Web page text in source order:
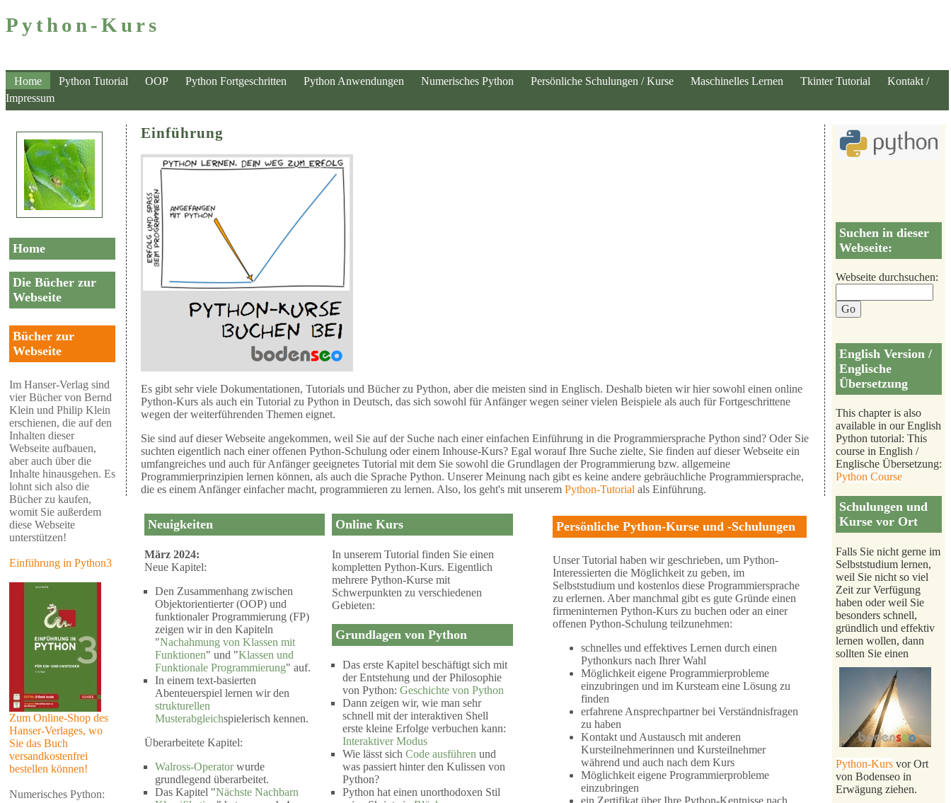
Python-Kurs
Home Python Tutorial OOP Python Fortgeschritten Python Anwendungen Numerisches Python Persönliche Schulungen / Kurse Maschinelles Lernen Tkinter Tutorial
Kontakt /
Impressum
Home
Die Bücher zur
Webseite
Bücher zur
Webseite
Im Hanser-Verlag sind
vier Bücher von Bernd
Klein und Philip Klein
erschienen, die auf den
Inhalten dieser
Webseite aufbauen,
aber auch über die
Inhalte hinausgehen. Es
lohnt sich also die
Bücher zu kaufen,
womit Sie außerdem
diese Webseite
unterstützen!
Einführung in Python3
Zum Online-Shop des
Hanser-Verlages, wo
Sie das Buch
versandkostenfrei
bestellen können!
Numerisches Python:
Suchen in dieser
Webseite:
Webseite durchsuchen:
English Version /
Englische
Übersetzung
This chapter is also
available in our English
Python tutorial: This
course in English /
Englische Übersetzung:
Python Course
Schulungen und
Kurse vor Ort
Falls Sie nicht gerne im
Selbststudium lernen,
weil Sie nicht so viel
Zeit zur Verfügung
haben oder weil Sie
besonders schnell,
gründlich und effektiv
lernen wollen, dann
sollten Sie einen
Python-Kurs vor Ort
von Bodenseo in
Erwägung ziehen.
Einführung
Es gibt sehr viele Dokumentationen, Tutorials und Bücher zu Python, aber die meisten sind in Englisch. Deshalb bieten wir hier sowohl einen online
Python-Kurs als auch ein Tutorial zu Python in Deutsch, das sich sowohl für Anfänger wegen seiner vielen Beispiele als auch für Fortgeschrittene
wegen der weiterführenden Themen eignet.
Sie sind auf dieser Webseite angekommen, weil Sie auf der Suche nach einer einfachen Einführung in die Programmiersprache Python sind? Oder Sie
suchten eigentlich nach einer offenen Python-Schulung oder einem Inhouse-Kurs? Egal worauf Ihre Suche zielte, Sie finden auf dieser Webseite ein
umfangreiches und auch für Anfänger geeignetes Tutorial mit dem Sie sowohl die Grundlagen der Programmierung bzw. allgemeine
Programmierprinzipien lernen können, als auch die Sprache Python. Unserer Meinung nach gibt es keine andere gebräuchliche Programmiersprache,
die es einem Anfänger einfacher macht, programmieren zu lernen. Also, los geht's mit unserem Python-Tutorial als Einführung.
Neuigkeiten
März 2024:
Neue Kapitel:
Den Zusammenhang zwischen
Objektorientierter (OOP) und
funktionaler Programmierung (FP)
zeigen wir in den Kapiteln
"Nachahmung von Klassen mit
Funktionen" und "Klassen und
Funktionale Programmierung" auf.
In einem text-basierten
Abenteuerspiel lernen wir den
strukturellen
Musterabgleichspielerisch kennen.
Überarbeitete Kapitel:
Walross-Operatorwurde
grundlegend überarbeitet.
Das Kapitel "Nächste Nachbarn
Online Kurs
In unserem Tutorial finden Sie einen
kompletten Python-Kurs. Eigentlich
mehrere Python-Kurse mit
Schwerpunkten zu verschiedenen
Gebieten:
Grundlagen von Python
Das erste Kapitel beschäftigt sich mit
der Entstehung und der Philosophie
von Python:Geschichte von Python
Dann zeigen wir, wie man sehr
schnell mit der interaktiven Shell
erste kleine Erfolge verbuchen kann:
Interaktiver Modus
Wie lässt sichCode ausführen und
was passiert hinter den Kulissen von
Python?
Python hat einen unorthodoxen Stil
Persönliche Python-Kurse und -Schulungen
Unser Tutorial haben wir geschrieben, um Python-
Interessierten die Möglichkeit zu geben, im
Selbststudium und kostenlos diese Programmiersprache
zu erlernen. Aber manchmal gibt es gute Gründe einen
firmeninternen Python-Kurs zu buchen oder an einer
offenen Python-Schulung teilzunehmen:
schnelles und effektives Lernen durch einen
Pythonkurs nach Ihrer Wahl
Möglichkeit eigene Programmierprobleme
einzubringen und im Kursteam eine Lösung zu
finden
erfahrene Ansprechpartner bei Verständnisfragen
zu haben
Kontakt und Austausch mit anderen
Kursteilnehmerinnen und Kursteilnehmer
während und auch nach dem Kurs
Möglichkeit eigene Programmierprobleme
einzubringen